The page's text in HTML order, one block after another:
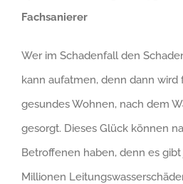
Fachsanierer
Wer im Schadenfall den
kann aufatmen, denn dann wird
gesundes Wohnen, nach dem
gesorgt. Dieses Glück können
Betroffenen haben, denn es gibt
Millionen